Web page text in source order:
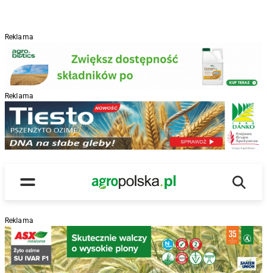
Reklama
Reklama
Menu
Main Logo
Reklama